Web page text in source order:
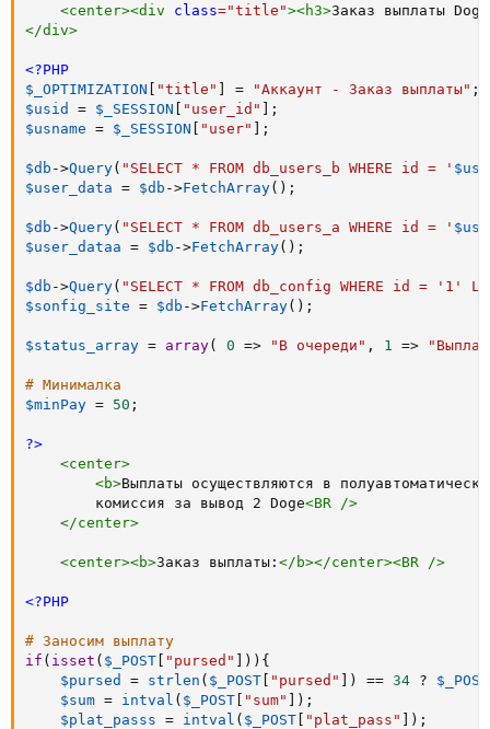
<center><div class="title "><h3>Заказ выплаты
</div>
<?PHP
$_OPTIMIZATION [ "title" ] = "Аккаунт - Заказ выплаты" ;
$usid
= $_SESSION [ "user_id" ] ;
$usname = $_SESSION [ "user" ] ;
$db ->Query( "SELECT * FROM db_users_b WHERE id = '
$user_data = $db ->FetchArray( ) ;
$db ->Query( "SELECT * FROM db_users_a WHERE id = '
$user_dataa = $db ->FetchArray( ) ;
$db ->Query( "SELECT * FROM db_config WHERE id = '1'
$sonfig_site = $db ->FetchArray( ) ;
$status_array = array( 0 => "В очереди" , 1 =>
# Минималка
$minPay = 50 ;
?>
<center>
<b>Выплаты осуществляются в
        комиссия за вывод 2 Doge
<BR
/>
</center>
<center><b>Заказ выплаты: </ b></center><BR />
<?PHP
# Заносим выплату
if ( isset ( $_POST [ "pursed" ] ) ) {
$pursed
= strlen ( $_POST [ "pursed" ] ) == 34 ? $_POST
$sum = intval ( $_POST [ "sum" ] ) ;
$plat_passs = intval ( $_POST [ "plat_pass" ] ) ;